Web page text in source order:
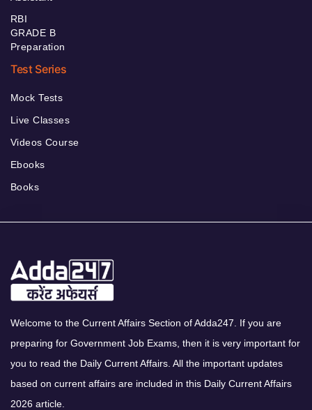
RBI
GRADE B
Preparation
Test Series
Mock Tests
Live Classes
Videos Course
Ebooks
Books
Welcome to the Current Affairs Section of Adda247. If you are
preparing for Government Job Exams, then it is very important for
you to read the Daily Current Affairs. All the important updates
based on current affairs are included in this Daily Current Affairs
2026 article.